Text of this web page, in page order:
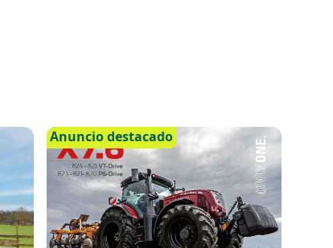
Anuncio destacado